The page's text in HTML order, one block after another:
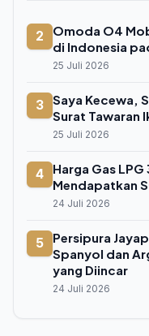
2
Omoda O4
di Indonesia
25 Juli 2026
3 Saya Kecewa,
Surat Tawaran
25 Juli 2026
4
Harga Gas
Mendapatkan
24 Juli 2026
5
Persipura
Spanyol dan
yang Diincar
24 Juli 2026